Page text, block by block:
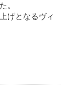
。
げとなるヴィ